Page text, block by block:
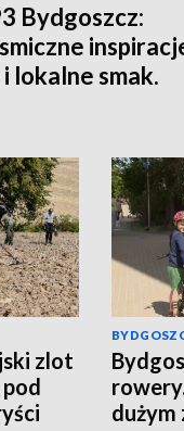
Bydgoszcz:
lokalne smak.
zlot
dużym